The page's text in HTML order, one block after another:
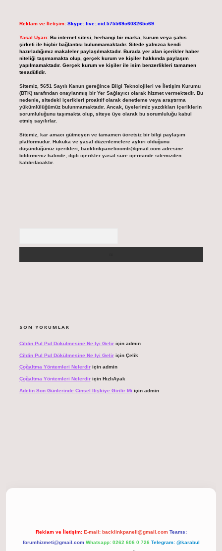
Reklam ve İletişim: Skype: live:.cid.575569c608265c69
Yasal Uyarı: Bu internet sitesi, herhangi bir marka, kurum veya şahıs
şirketi ile hiçbir bağlantısı bulunmamaktadır. Sitede yalnızca kendi
hazırladığımız makaleler paylaşılmaktadır. Burada yer alan içerikler haber
niteliği taşımamakta olup, gerçek kurum ve kişiler hakkında paylaşım
yapılmamaktadır. Gerçek kurum ve kişiler ile isim benzerlikleri tamamen
tesadüfidir.
Sitemiz, 5651 Sayılı Kanun gereğince Bilgi Teknolojileri ve İletişim Kurumu
(BTK) tarafından onaylanmış bir Yer Sağlayıcı olarak hizmet vermektedir. Bu
nedenle, sitedeki içerikleri proaktif olarak denetleme veya araştırma
yükümlülüğümüz bulunmamaktadır. Ancak, üyelerimiz yazdıkları içeriklerin
sorumluluğunu taşımakta olup, siteye üye olarak bu sorumluluğu kabul
etmiş sayılırlar.
Sitemiz, kar amacı gütmeyen ve tamamen ücretsiz bir bilgi paylaşım
platformudur. Hukuka ve yasal düzenlemelere aykırı olduğunu
düşündüğünüz içerikleri, backlinkpanelicomtr@gmail.comadresine
bildirmeniz halinde, ilgili içerikler yasal süre içerisinde sitemizden
kaldırılacaktır.
SON YORUMLAR
Cildin Pul Pul Dökülmesine Ne Iyi Geliriçin admin
Cildin Pul Pul Dökülmesine Ne Iyi Geliriçin Çelik
Çoğaltma Yöntemleri Nelerdiriçin admin
Çoğaltma Yöntemleri Nelerdiriçin HızlıAyak
Adetin Son Günlerinde Cinsel Ilişkiye Girilir Mi için admin
Reklam ve İletişim: E-mail: backlinkpaneli@gmail.com Teams:
forumhizmeti@gmail.com Whatsapp: 0262 606 0 726 Telegram: @karabul